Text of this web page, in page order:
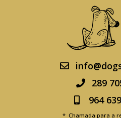
289
964
* Chamada para a